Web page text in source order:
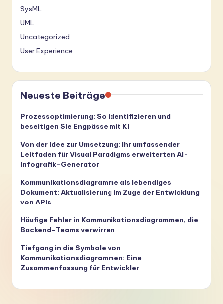
SysML
UML
Uncategorized
User Experience
Neueste Beiträge
Prozessoptimierung: So identifizieren und
beseitigen Sie Engpässe mit KI
Von der Idee zur Umsetzung: Ihr umfassender
Leitfaden für Visual Paradigms erweiterten AI-
Infografik-Generator
Kommunikationsdiagramme als lebendiges
Dokument: Aktualisierung im Zuge der Entwicklung
von APIs
Häufige Fehler in Kommunikationsdiagrammen, die
Backend-Teams verwirren
Tiefgang in die Symbole von
Kommunikationsdiagrammen: Eine
Zusammenfassung für Entwickler